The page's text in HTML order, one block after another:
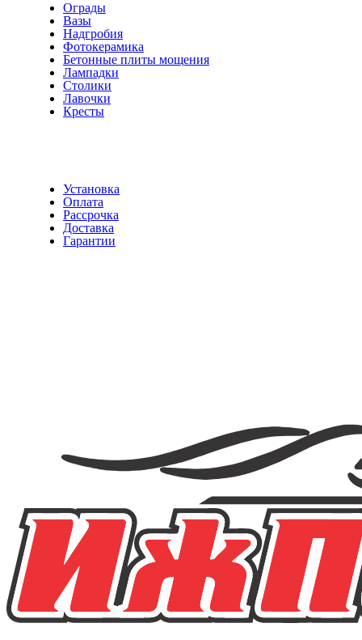
Ограды
Вазы
Надгробия
Фотокерамика
Бетонные плиты мощения
Лампадки
Столики
Лавочки
Кресты
Установка
Оплата
Рассрочка
Доставка
Гарантии